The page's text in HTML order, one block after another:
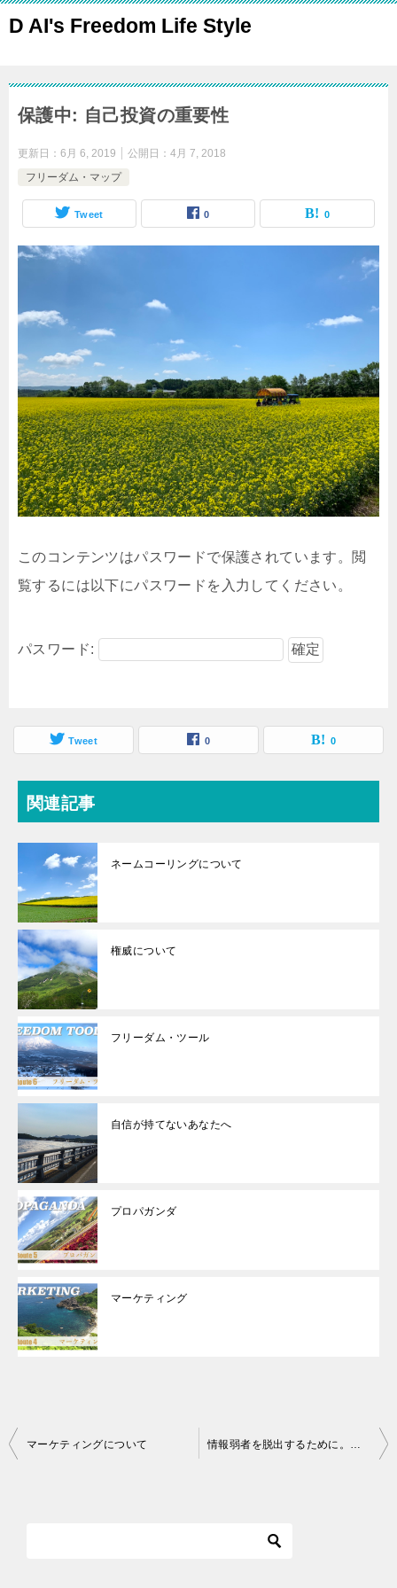
D AI's Freedom Life Style
保護中: 自己投資の重要性
更新日： 6月 6, 2019 公開日： 4月 7, 2018
フリーダム・マップ
Tweet 0 0
このコンテンツはパスワードで保護されています。閲
覧するには以下にパスワードを入力してください。
パスワード:
Tweet 0 0
関連記事
ネームコーリングについて
権威について
フリーダム・ツール
自信が持てないあなたへ
プロパガンダ
マーケティング
投
マーケティングについて 情報弱者を脱出するために。【ググれカス！】